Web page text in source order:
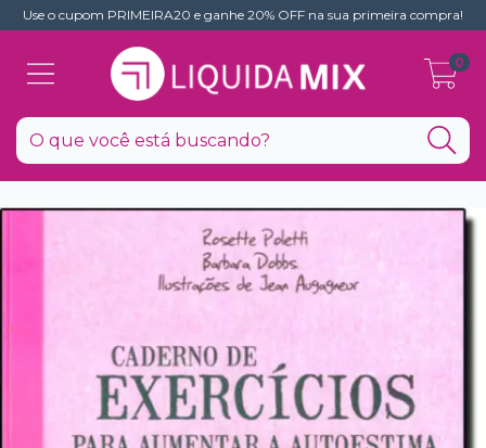
Use o cupom PRIMEIRA20 e ganhe 20% OFF na sua primeira compra!
0